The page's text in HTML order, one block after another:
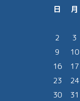
日
月
2
3
9
10
16
17
23
24
30
31